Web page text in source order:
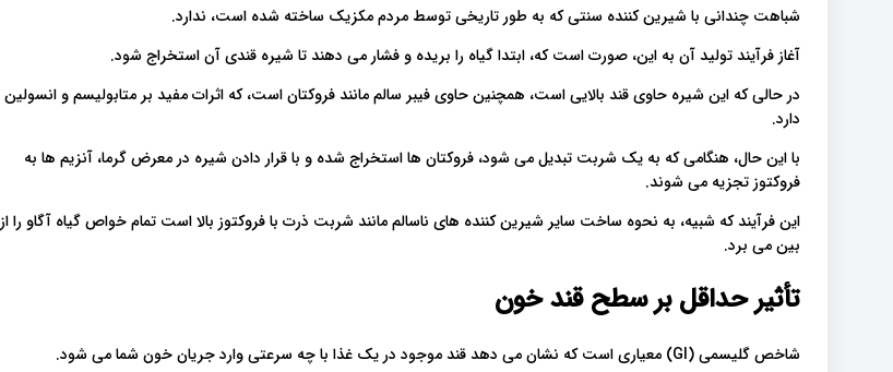
شباهت چندانی با شیرین کننده سنتی که به طور تاریخی توسط مردم مکزیک ساخته شده است، ندارد.
آغاز فرآیند تولید آن به این، صورت است که، ابتدا گیاه را بریده و فشار می دهند تا شیره قندی آن استخراج شود.
در حالی که این شیره حاوی قند بالایی است، همچنین حاوی فیبر سالم مانند فروکتان است، که اثرات مفید بر متابولیسم و انسولین
دارد.
با این حال، هنگامی که به یک شربت تبدیل می شود، فروکتان ها استخراج شده و با قرار دادن شیره در معرض گرما، آنزیم ها به
فروکتوز تجزیه می شوند.
این فرآیند که شبیه، به نحوه ساخت سایر شیرین کننده های ناسالم مانند شربت ذرت با فروکتوز بالا است تمام خواص گیاه آگاو را از
بین می برد.
تأثیر حداقل بر سطح قند خون
شاخص گلیسمی (GI) معیاری است که نشان می دهد قند موجود در یک غذا با چه سرعتی وارد جریان خون شما می شود.